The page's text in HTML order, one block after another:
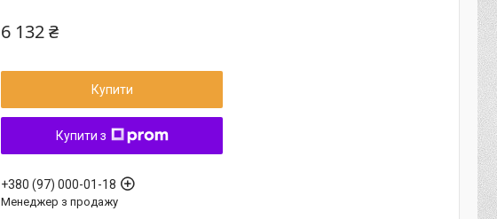
6 132 ₴
Купити
Купити з
+380 (97) 000-01-18
Менеджер з продажу